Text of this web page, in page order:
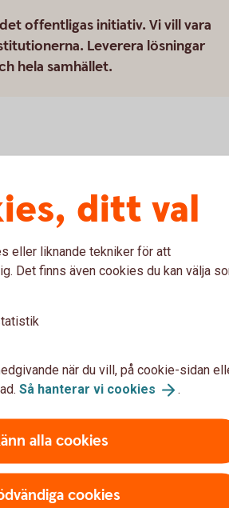
offentligas initiativ. Vi vill vara
Leverera lösningar
hela samhället.
positiv kraft i
för
Tillfälliga överskott eller
offentlig sektor finns kapital
Vi har ett komplett urval av
särskild etik- och miljöinriktning.
Digitala tjänster
ditt val
eller liknande tekniker för att
Det finns även cookies du kan välja
när du vill, på cookie-sidan
Så hanterar vi cookies .
alla cookies
cookies